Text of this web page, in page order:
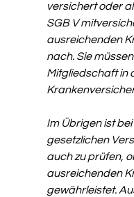
versichert oder
SGB V
ausreichenden
nach. Sie
Mitgliedschaft in
Im Übrigen ist
gesetzlichen
auch zu prüfen,
ausreichenden
gewährleistet.